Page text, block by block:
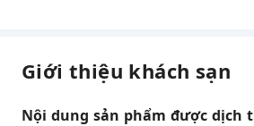
Giới thiệu khách sạn
Nội dung sản phẩm được dịch